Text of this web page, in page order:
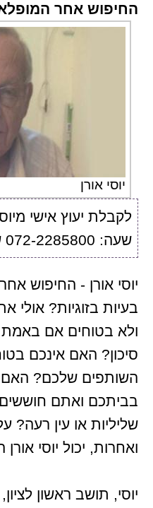
החיפוש אחר
יוסי אורן
לקבלת יעוץ אישי
שעה: 072-2285800 שלוחה 431
יוסי אורן - החיפוש
בעיות בזוגיות?
ולא בטוחים אם
סיכון? האם אינכם
השותפים שלכם? האם
בביתכם ואתם
שליליות או עין רעה?
ואחרות, יכול יוסי
יוסי, תושב ראשון